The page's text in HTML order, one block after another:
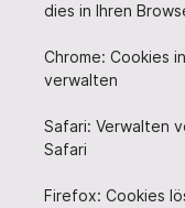
dies in Ihren
Chrome: Cookies
verwalten
Safari: Verwalten
Safari
Firefox: Cookies